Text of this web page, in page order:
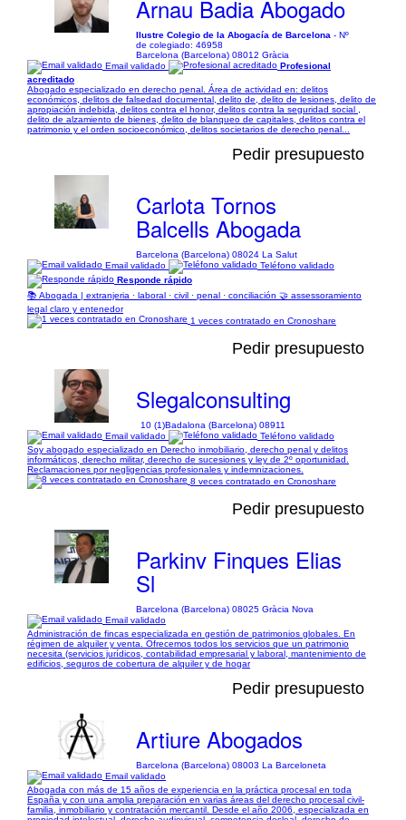
Arnau Badia Abogado
Ilustre Colegio de la Abogacía de Barcelona - Nº
de colegiado: 46958
Barcelona (Barcelona) 08012 Gràcia
Email validado
Profesional
acreditado
Abogado especializado en derecho penal. Área de actividad en: delitos
económicos, delitos de falsedad documental, delito de, delito de lesiones, delito de
apropiación indebida, delitos contra el honor, delitos contra la seguridad social ,
delito de alzamiento de bienes, delito de blanqueo de capitales, delitos contra el
patrimonio y el orden socioeconómico, delitos societarios de derecho penal...
Pedir presupuesto
Carlota Tornos
Balcells Abogada
Barcelona (Barcelona) 08024 La Salut
Email validado
Teléfono validado
Responde rápido
📚 Abogada | extranjeria · laboral · civil · penal · conciliación 🤝 assessoramiento
legal claro y entenedor
1 veces contratado en Cronoshare
Pedir presupuesto
Slegalconsulting
10 (1)Badalona (Barcelona) 08911
Email validado
Teléfono validado
Soy abogado especializado en Derecho inmobiliario, derecho penal y delitos
informáticos, derecho militar, derecho de sucesiones y ley de 2º oportunidad.
Reclamaciones por negligencias profesionales y indemnizaciones.
8 veces contratado en Cronoshare
Pedir presupuesto
Parkinv Finques Elias
Sl
Barcelona (Barcelona) 08025 Gràcia Nova
Email validado
Administración de fincas especializada en gestión de patrimonios globales. En
régimen de alquiler y venta. Ofrecemos todos los servicios que un patrimonio
necesita (servicios jurídicos, contabilidad empresarial y laboral, mantenimiento de
edificios, seguros de cobertura de alquiler y de hogar
Pedir presupuesto
Artiure Abogados
Barcelona (Barcelona) 08003 La Barceloneta
Email validado
Abogada con más de 15 años de experiencia en la práctica procesal en toda
España y con una amplia preparación en varias áreas del derecho procesal civil-
familia, inmobiliario y contratación mercantil. Desde el año 2006, especializada en